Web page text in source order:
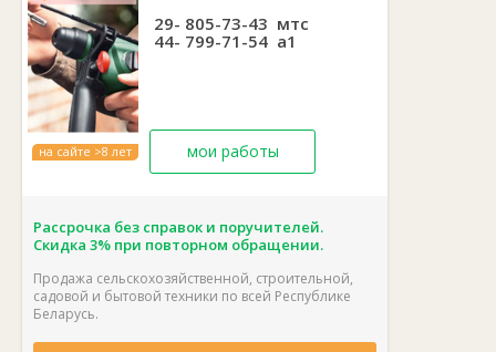
на сайте >8 лет
29- 805-73-43 мтс
44- 799-71-54 а1
мои работы
Рассрочка без справок и поручителей.
Скидка 3% при повторном обращении.
Продажа сельскохозяйственной, строительной,
садовой и бытовой техники по всей Республике
Беларусь.